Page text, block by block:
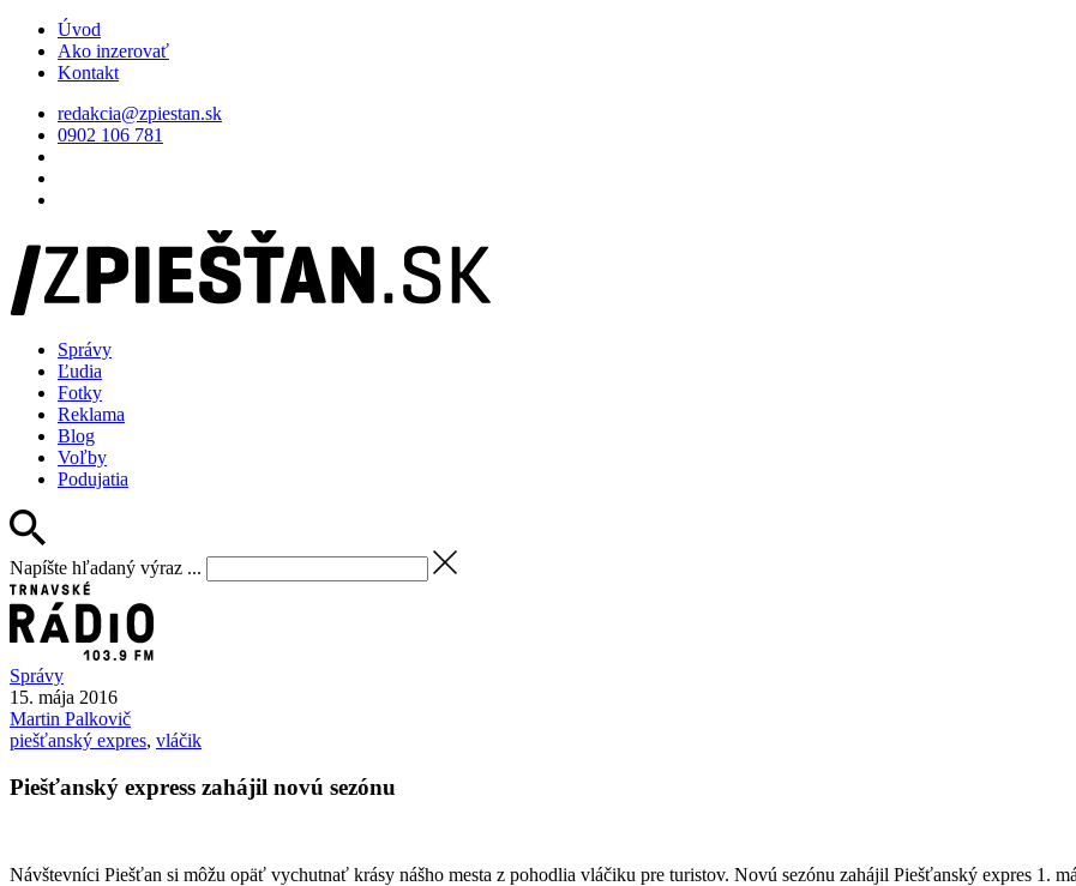
Úvod
Ako inzerovať
Kontakt
redakcia@zpiestan.sk
0902 106 781
Správy
Ľudia
Fotky
Reklama
Blog
Voľby
Podujatia
Napíšte hľadaný výraz ...
Správy
15. mája 2016
Martin Palkovič
piešťanský expres, vláčik
Piešťanský express zahájil novú sezónu
Návštevníci Piešťan si môžu opäť vychutnať krásy nášho mesta z pohodlia vláčiku pre turistov. Novú sezónu zahájil Piešťanský expres 1.